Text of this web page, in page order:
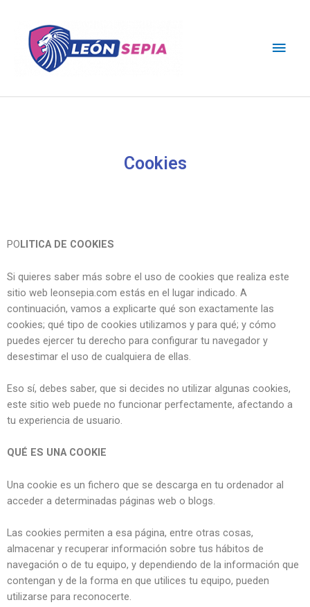
Cookies
PO LITICA DE COOKIES
Si quieres saber más sobre el uso de cookies que realiza este
sitio web leonsepia.com estás en el lugar indicado. A
continuación, vamos a explicarte qué son exactamente las
cookies; qué tipo de cookies utilizamos y para qué; y cómo
puedes ejercer tu derecho para configurar tu navegador y
desestimar el uso de cualquiera de ellas.
Eso sí, debes saber, que si decides no utilizar algunas cookies,
este sitio web puede no funcionar perfectamente, afectando a
tu experiencia de usuario.
QUÉ ES UNA COOKIE
Una cookie es un fichero que se descarga en tu ordenador al
acceder a determinadas páginas web o blogs.
Las cookies permiten a esa página, entre otras cosas,
almacenar y recuperar información sobre tus hábitos de
navegación o de tu equipo, y dependiendo de la información que
contengan y de la forma en que utilices tu equipo, pueden
utilizarse para reconocerte.